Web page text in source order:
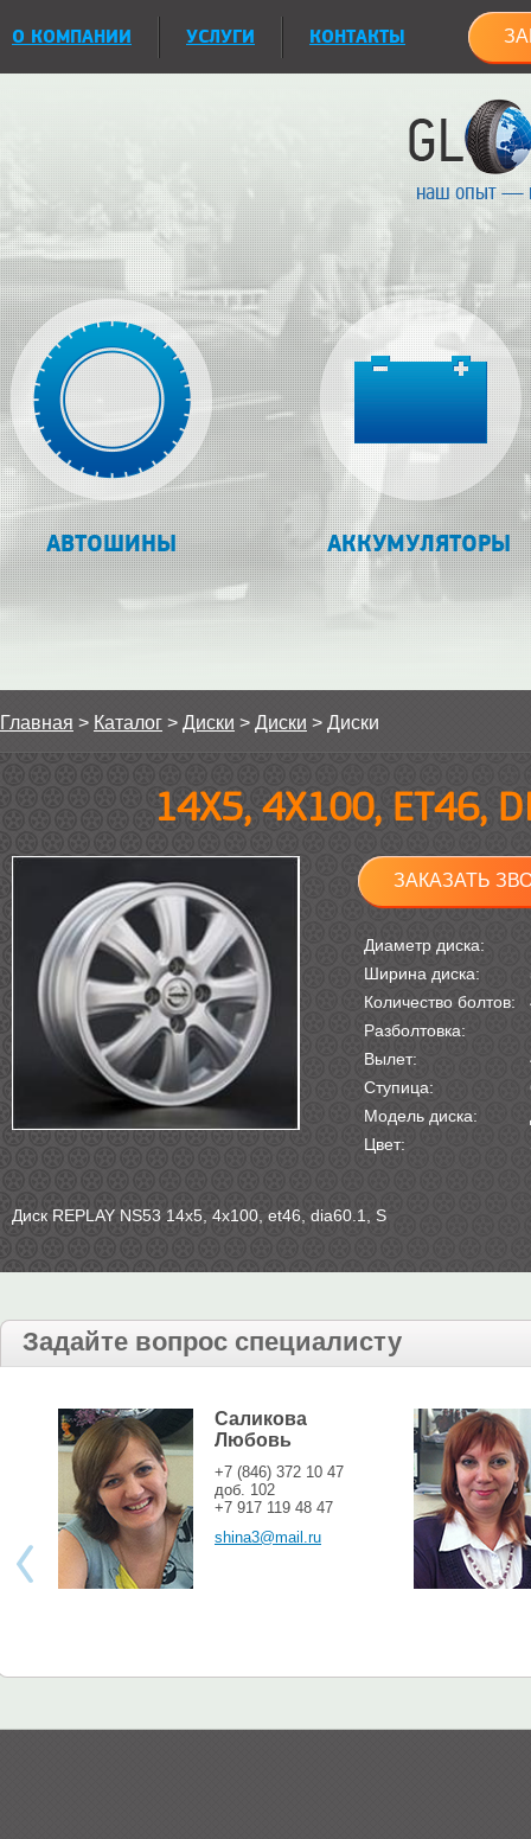
О КОМПАНИИ УСЛУГИ КОНТАКТЫ
наш опыт —
АВТОШИНЫ АККУМУЛЯТОРЫ
Главная > Каталог > Диски > Диски > Диски
14Х5, 4Х100, ET46,
ЗАКАЗАТЬ
Диаметр диска:
Ширина диска:
Количество болтов:
Разболтовка:
Вылет:
Ступица:
Модель диска:
Цвет:
Диск REPLAY NS53 14х5, 4х100, et46, dia60.1, S
Задайте вопрос специалисту
Саликова
Любовь
+7 (846) 372 10 47
доб. 102
+7 917 119 48 47
shina3@mail.ru